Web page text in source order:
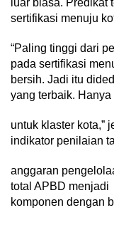
luar biasa. Predikat
sertifikasi menuju
“Paling tinggi dari
pada sertifikasi
bersih. Jadi itu
yang terbaik.
untuk klaster kota,”
indikator penilaian
anggaran
total APBD menjadi
komponen dengan